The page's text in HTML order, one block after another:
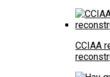
CCIAA